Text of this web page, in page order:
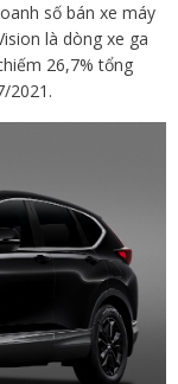
số bán xe máy
là dòng xe ga
26,7% tổng
2021.